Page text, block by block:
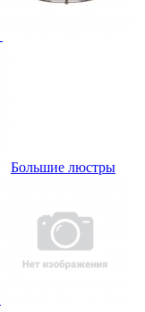
Большие люстры